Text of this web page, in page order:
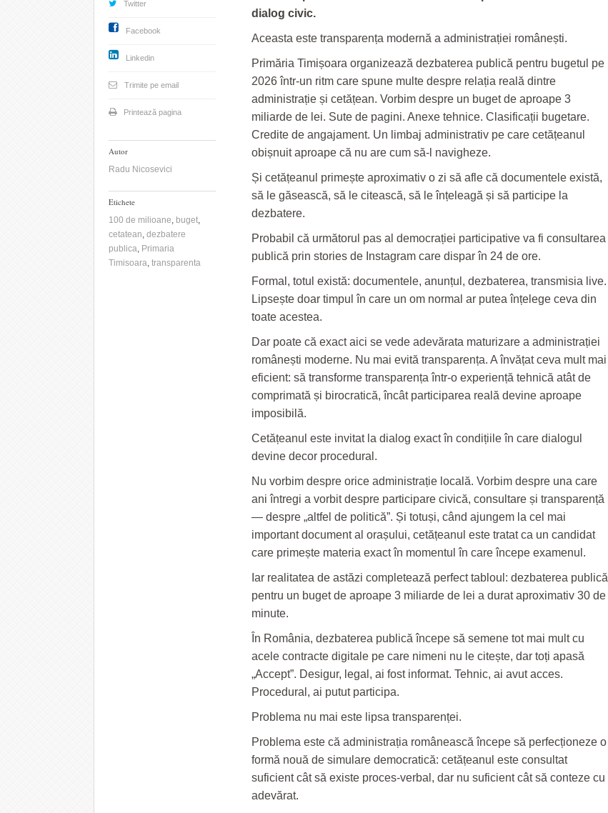
dialog civic.
Aceasta este transparența modernă a administrației românești.
Primăria Timișoara organizează dezbaterea publică pentru bugetul pe
2026 într-un ritm care spune multe despre relația reală dintre
administrație și cetățean. Vorbim despre un buget de aproape 3
miliarde de lei. Sute de pagini. Anexe tehnice. Clasificații bugetare.
Credite de angajament. Un limbaj administrativ pe care cetățeanul
obișnuit aproape că nu are cum să-l navigheze.
Și cetățeanul primește aproximativ o zi să afle că documentele există,
să le găsească, să le citească, să le înțeleagă și să participe la
dezbatere.
Probabil că următorul pas al democrației participative va fi consultarea
publică prin stories de Instagram care dispar în 24 de ore.
Formal, totul există: documentele, anunțul, dezbaterea, transmisia live.
Lipsește doar timpul în care un om normal ar putea înțelege ceva din
toate acestea.
Dar poate că exact aici se vede adevărata maturizare a administrației
românești moderne. Nu mai evită transparența. A învățat ceva mult mai
eficient: să transforme transparența într-o experiență tehnică atât de
comprimată și birocratică, încât participarea reală devine aproape
imposibilă.
Cetățeanul este invitat la dialog exact în condițiile în care dialogul
devine decor procedural.
Nu vorbim despre orice administrație locală. Vorbim despre una care
ani întregi a vorbit despre participare civică, consultare și transparență
— despre „altfel de politică”. Și totuși, când ajungem la cel mai
important document al orașului, cetățeanul este tratat ca un candidat
care primește materia exact în momentul în care începe examenul.
Iar realitatea de astăzi completează perfect tabloul: dezbaterea publică
pentru un buget de aproape 3 miliarde de lei a durat aproximativ 30 de
minute.
În România, dezbaterea publică începe să semene tot mai mult cu
acele contracte digitale pe care nimeni nu le citește, dar toți apasă
„Accept”. Desigur, legal, ai fost informat. Tehnic, ai avut acces.
Procedural, ai putut participa.
Problema nu mai este lipsa transparenței.
Problema este că administrația românească începe să perfecționeze o
formă nouă de simulare democratică: cetățeanul este consultat
suficient cât să existe proces-verbal, dar nu suficient cât să conteze cu
adevărat.
Twitter
Facebook
Linkedin
Trimite pe email
Printează pagina
Autor
Radu Nicosevici
Etichete
100 de milioane, buget,
cetatean, dezbatere
publica, Primaria
Timisoara, transparenta